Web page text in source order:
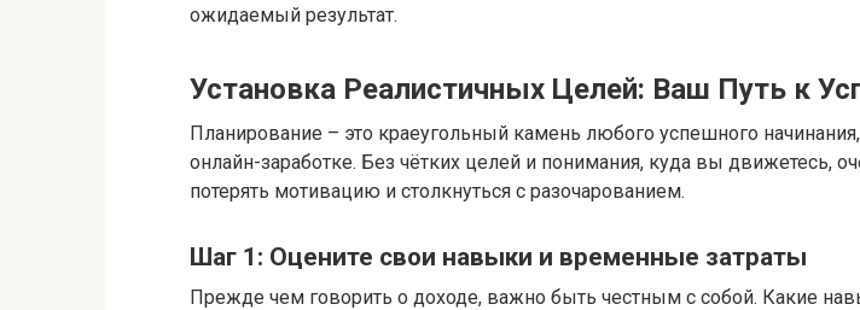
ожидаемый результат.
Установка Реалистичных Целей: Ваш Путь к
Планирование – это краеугольный камень любого успешного
онлайн-заработке. Без чётких целей и понимания, куда вы движетесь,
потерять мотивацию и столкнуться с разочарованием.
Шаг 1: Оцените свои навыки и временные затраты
Прежде чем говорить о доходе, важно быть честным с собой. Какие